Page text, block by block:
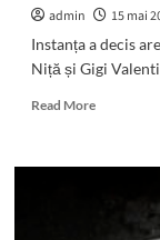
admin
15 mai
Instanța a decis
Niță și Gigi
Read MoreRead
Procurorii